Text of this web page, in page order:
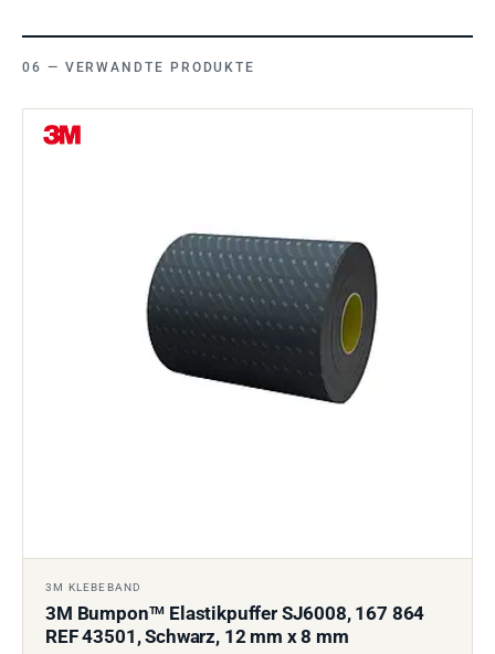
VERWANDTE PRODUKTE
3M KLEBEBAND
3M BumponTM Elastikpuffer SJ6008, 167 864
REF 43501, Schwarz, 12 mm x 8 mm